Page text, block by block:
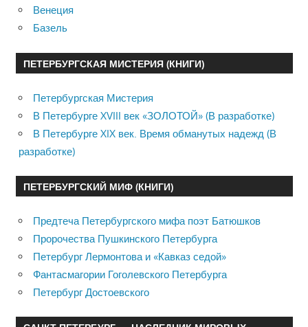
Венеция
Базель
ПЕТЕРБУРГСКАЯ МИСТЕРИЯ (КНИГИ)
Петербургская Мистерия
В Петербурге XVIII век «ЗОЛОТОЙ» (В разработке)
В Петербурге XIX век. Время обманутых надежд (В
разработке)
ПЕТЕРБУРГСКИЙ МИФ (КНИГИ)
Предтеча Петербургского мифа поэт Батюшков
Пророчества Пушкинского Петербурга
Петербург Лермонтова и «Кавказ седой»
Фантасмагории Гоголевского Петербурга
Петербург Достоевского